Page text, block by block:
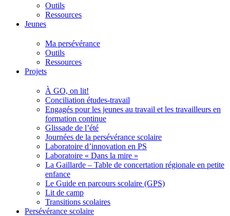
Outils
Ressources
Jeunes
Ma persévérance
Outils
Ressources
Projets
À GO, on lit!
Conciliation études-travail
Engagés pour les jeunes au travail et les travailleurs en
formation continue
Glissade de l’été
Journées de la persévérance scolaire
Laboratoire d’innovation en PS
Laboratoire « Dans la mire »
La Gaillarde – Table de concertation régionale en petite
enfance
Le Guide en parcours scolaire (GPS)
Lit de camp
Transitions scolaires
Persévérance scolaire